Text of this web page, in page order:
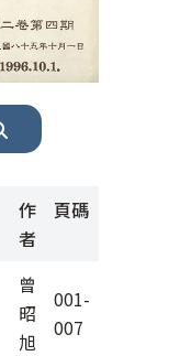
作
者
頁碼
曾
昭
旭
001-
007